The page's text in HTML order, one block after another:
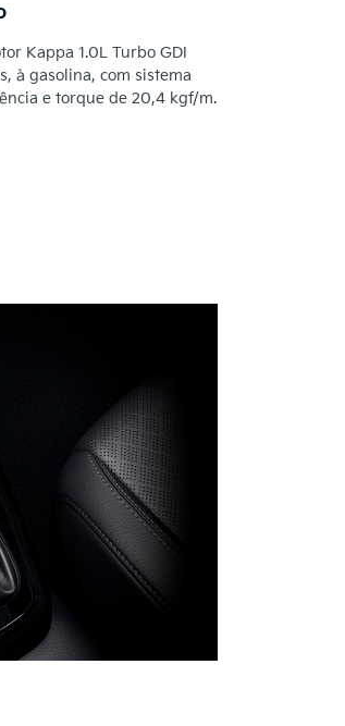
Kappa 1.0L Turbo GDI
à gasolina, com sistema
e torque de 20,4 kgf/m.